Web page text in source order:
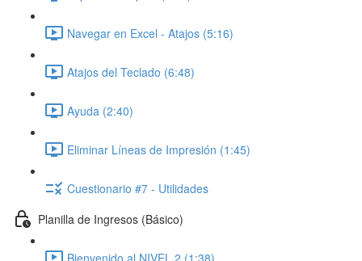
Navegar en Excel - Atajos (5:16)
Atajos del Teclado (6:48)
Ayuda (2:40)
Eliminar Líneas de Impresión (1:45)
Cuestionario #7 - Utilidades
Planilla de Ingresos (Básico)
Bienvenido al NIVEL 2 (1:38)